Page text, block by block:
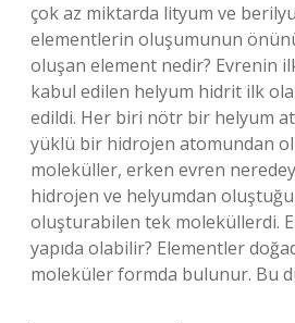
çok az miktarda lityum ve
elementlerin oluşumunun
oluşan element nedir? Evrenin
kabul edilen helyum hidrit ilk
edildi. Her biri nötr bir helyum
yüklü bir hidrojen atomundan
moleküller, erken evren
hidrojen ve helyumdan
oluşturabilen tek moleküllerdi.
yapıda olabilir? Elementler
moleküler formda bulunur. Bu